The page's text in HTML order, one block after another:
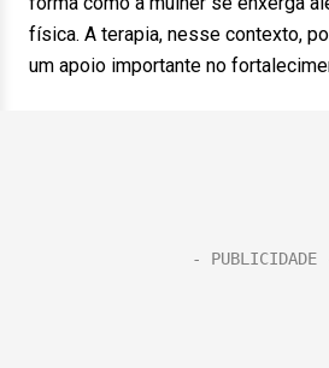
física. A terapia, nesse contexto,
um apoio importante no